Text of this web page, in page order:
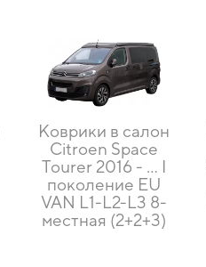
Коврики в салон
Citroen Space
Tourer 2016 - ... I
поколение EU
VAN L1-L2-L3 8-
местная (2+2+3)